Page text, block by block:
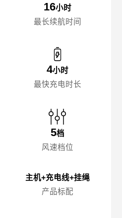
16小时
最长续航时间
4小时
最快充电时长
5档
风速档位
主机+充电线+挂绳
产品标配